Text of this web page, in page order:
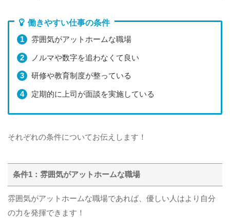
働きやすい仕事の条件
雰囲気がアットホームな職場
ノルマや数字を追わなくて良い
研修や教育制度が整っている
定期的に上司が面談を実施している
それぞれの条件についてお伝えします！
条件1：雰囲気がアットホームな職場
雰囲気がアットホームな職場であれば、優しい人はより自分
の力を発揮できます！